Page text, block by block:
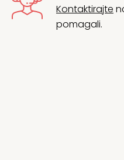
Kontaktirajte
pomagali.